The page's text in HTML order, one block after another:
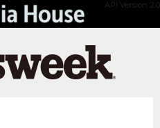
API Version 2.0